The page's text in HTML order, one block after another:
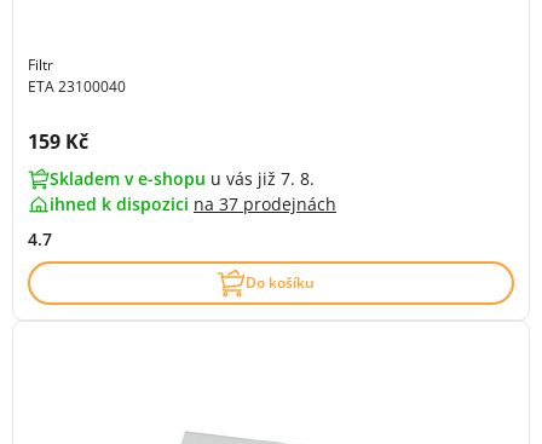
Filtr
ETA 23100040
Cena s DPH:
159 Kč
Skladem v e-shopu u vás již 7. 8.
ihned k dispozici na 37 prodejnách
4.7
Do košíku